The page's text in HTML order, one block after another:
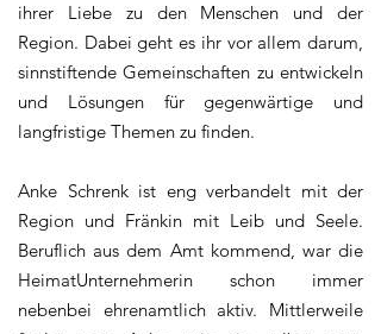
ihrer Liebe zu den Menschen und der
Region. Dabei geht es ihr vor allem darum,
sinnstiftende Gemeinschaften zu entwickeln
und Lösungen für gegenwärtige und
langfristige Themen zu finden.
Anke Schrenk ist eng verbandelt mit der
Region und Fränkin mit Leib und Seele.
Beruflich aus dem Amt kommend, war die
HeimatUnternehmerin schon immer
nebenbei ehrenamtlich aktiv. Mittlerweile